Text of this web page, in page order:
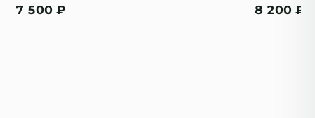
7 500 ₽ 8 200 ₽